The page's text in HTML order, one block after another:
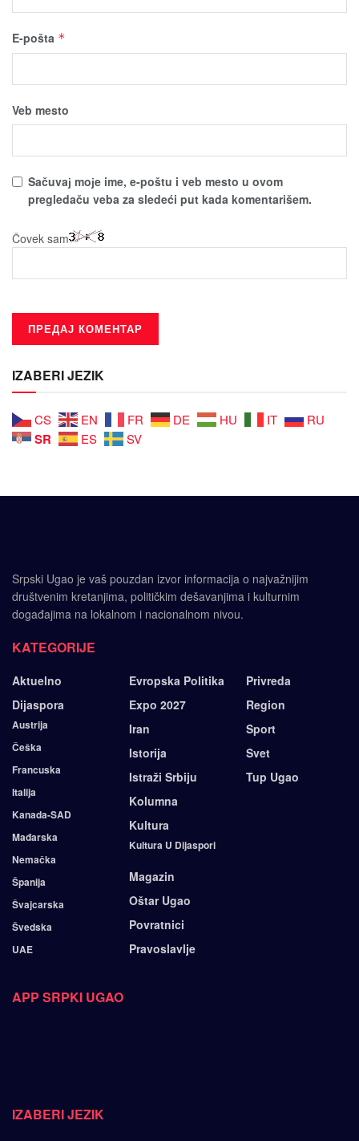
E-pošta *
Veb mesto
Sačuvaј moјe ime, e-poštu i veb mesto u ovom
pregledaču veba za sledeći put kada komentarišem.
Čovek sam
IZABERI JEZIK
CS EN FR DE HU IT RU
SR ES SV
Srpski Ugao je vaš pouzdan izvor informacija o najvažnijim
društvenim kretanjima, političkim dešavanjima i kulturnim
događajima na lokalnom i nacionalnom nivou.
KATEGORIJE
Aktuelno
Dijaspora
Austrija
Češka
Francuska
Italija
Kanada-SAD
Mađarska
Nemačka
Španija
Švajcarska
Švedska
UAE
Evropska Politika
Expo 2027
Iran
Istorija
Istraži Srbiju
Kolumna
Kultura
Kultura U Dijaspori
Magazin
Oštar Ugao
Povratnici
Pravoslavlje
Privreda
Region
Sport
Svet
Tup Ugao
APP SRPKI UGAO
IZABERI JEZIK